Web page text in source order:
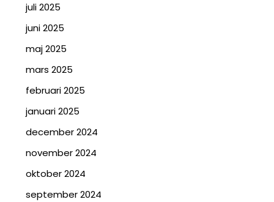
juli 2025
juni 2025
maj 2025
mars 2025
februari 2025
januari 2025
december 2024
november 2024
oktober 2024
september 2024